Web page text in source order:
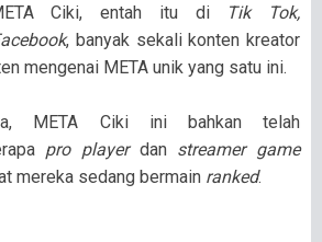
Ciki, entah itu di
Tik Tok,
, banyak sekali konten kreator
mengenai META unik yang satu ini.
META Ciki ini bahkan telah
pro playerdan streamer game
mereka sedang bermain ranked.